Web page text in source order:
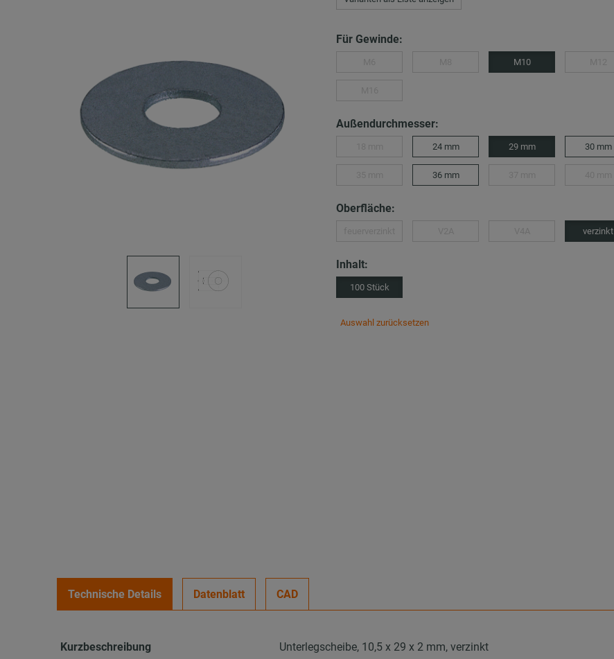
Für Gewinde:
M10
Außendurchmesser:
24 mm 29 mm 30 mm
36 mm
Oberfläche:
verzinkt
Inhalt:
100 Stück
Auswahl zurücksetzen
Technische Details Datenblatt CAD
Kurzbeschreibung Unterlegscheibe, 10,5 x 29 x 2 mm, verzinkt